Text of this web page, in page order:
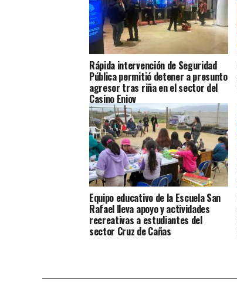
Rápida intervención de Seguridad
Pública permitió detener a presunto
agresor tras riña en el sector del
Casino Enjoy
Equipo educativo de la Escuela San
Rafael lleva apoyo y actividades
recreativas a estudiantes del
sector Cruz de Cañas